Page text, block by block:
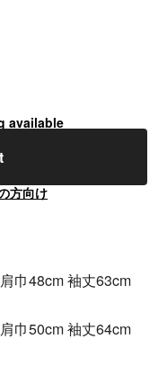
available
方向け
巾48cm 袖丈63cm
巾50cm 袖丈64cm